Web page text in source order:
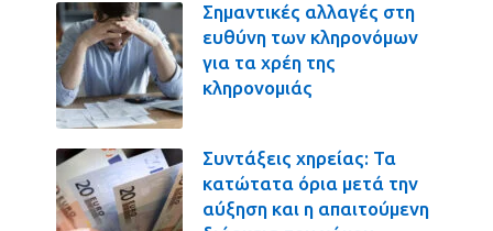
Σημαντικές αλλαγές στη
ευθύνη των κληρονόμων
για τα χρέη της
κληρονομιάς
Συντάξεις χηρείας: Τα
κατώτατα όρια μετά την
αύξηση και η απαιτούμενη